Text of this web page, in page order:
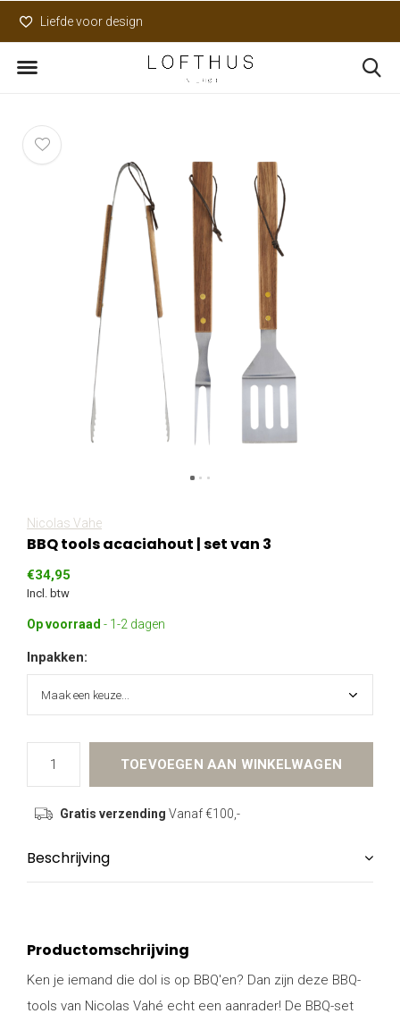
Liefde voor design
Nicolas Vahe
BBQ tools acaciahout | set van 3
€34,95
Incl. btw
Op voorraad - 1-2 dagen
Inpakken:
TOEVOEGEN AAN WINKELWAGEN
Gratis verzending Vanaf €100,-
Beschrijving
Productomschrijving
Ken je iemand die dol is op BBQ'en? Dan zijn deze BBQ-
tools van Nicolas Vahé echt een aanrader! De BBQ-set